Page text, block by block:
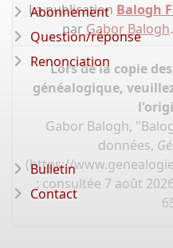
La publication Balogh
par Gabor Balogh.
Lors de la copie
généalogique,
Gabor Balogh,
données,
(https://
: consultée 7 août
Abonnement
Question/réponse
Renonciation
Bulletin
Contact